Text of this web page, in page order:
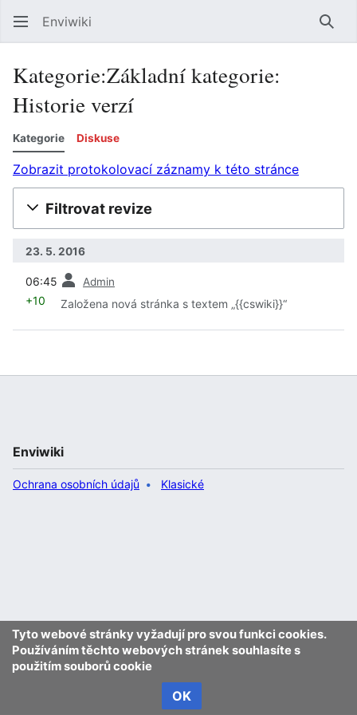
Enviwiki
Kategorie:Základní kategorie:
Historie verzí
Kategorie Diskuse
Zobrazit protokolovací záznamy k této stránce
Filtrovat revize
23. 5. 2016
06:45 Admin
+10 Založena nová stránka s textem „{{cswiki}}“
Tyto webové stránky vyžadují pro svou funkci cookies.
Používáním těchto webových stránek souhlasíte s
použitím souborů cookie
OK
Enviwiki
Ochrana osobních údajů Klasické